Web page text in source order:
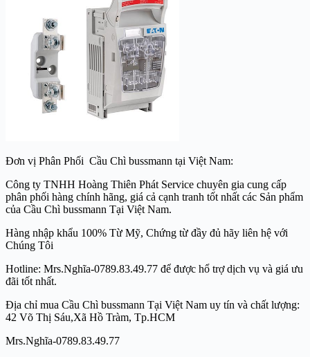
Đơn vị Phân Phối Cầu Chì bussmann tại Việt Nam:
Công ty TNHH Hoàng Thiên Phát Service chuyên gia cung cấp
phân phối hàng chính hãng, giá cả cạnh tranh tốt nhất các Sản phẩm
của Cầu Chì bussmann Tại Việt Nam.
Hàng nhập khẩu 100% Từ Mỹ, Chứng từ đầy đủ hãy liên hệ với
Chúng Tôi
Hotline: Mrs.Nghĩa-0789.83.49.77 để được hổ trợ dịch vụ và giá ưu
đãi tốt nhất.
Địa chỉ mua Cầu Chì bussmann Tại Việt Nam uy tín và chất lượng:
42 Võ Thị Sáu,Xã Hồ Tràm, Tp.HCM
Mrs.Nghĩa-0789.83.49.77